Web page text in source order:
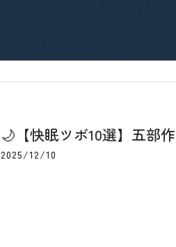
🌙【快眠ツボ10選】五部作
2025/12/10